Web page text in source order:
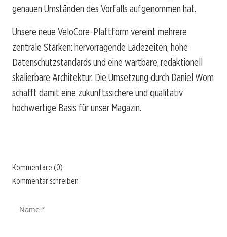
genauen Umständen des Vorfalls aufgenommen hat.
Unsere neue VeloCore-Plattform vereint mehrere
zentrale Stärken: hervorragende Ladezeiten, hohe
Datenschutzstandards und eine wartbare, redaktionell
skalierbare Architektur. Die Umsetzung durch Daniel Wom
schafft damit eine zukunftssichere und qualitativ
hochwertige Basis für unser Magazin.
Kommentare (0)
Kommentar schreiben